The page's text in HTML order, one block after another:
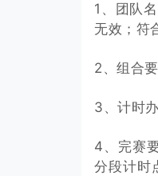
1、团队
无效；符
2、组合
3、计时
4、完赛
分段计时